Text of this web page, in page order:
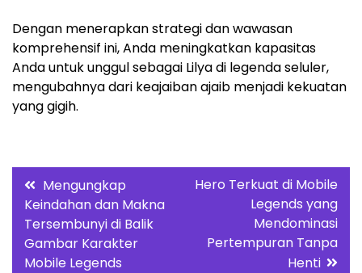
Dengan menerapkan strategi dan wawasan
komprehensif ini, Anda meningkatkan kapasitas
Anda untuk unggul sebagai Lilya di legenda seluler,
mengubahnya dari keajaiban ajaib menjadi kekuatan
yang gigih.
Post
navigation
Mengungkap
Keindahan dan Makna
Tersembunyi di Balik
Gambar Karakter
Mobile Legends
Hero Terkuat di Mobile
Legends yang
Mendominasi
Pertempuran Tanpa
Henti